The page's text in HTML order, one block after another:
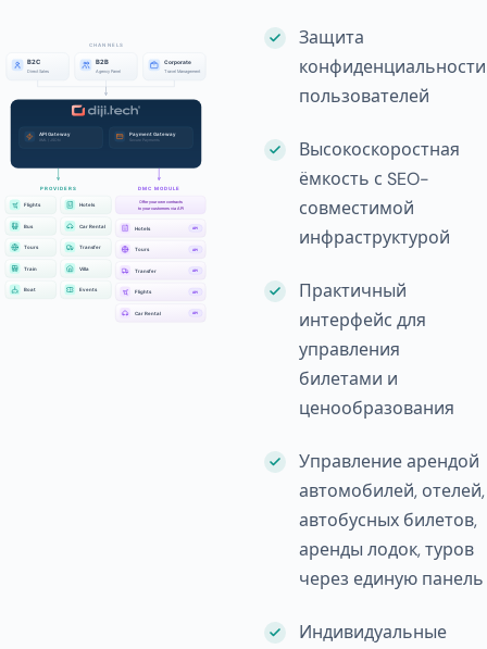
Защита
конфиденциальности
пользователей
Высокоскоростная
ёмкость с SEO-
совместимой
инфраструктурой
Практичный
интерфейс для
управления
билетами и
ценообразования
Управление арендой
автомобилей, отелей,
автобусных билетов,
аренды лодок, туров
через единую панель
Индивидуальные